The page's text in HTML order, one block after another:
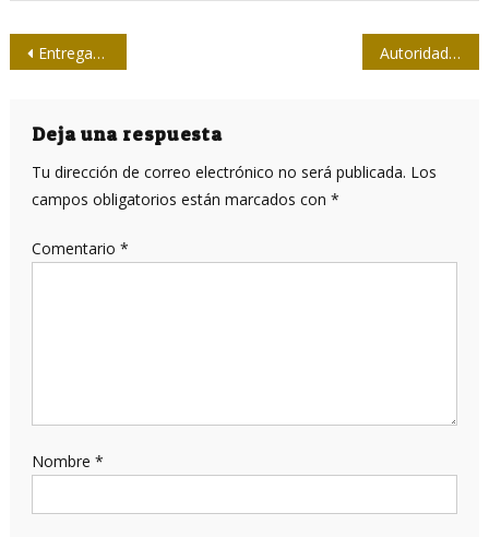
Navegación
entradas
Entregan en Matanzas Premio por la Obra de la vida Autoridades de Granma reciben Moneda 50 Upec
Deja una respuesta
Tu dirección de correo electrónico no será publicada. Los
campos obligatorios están marcados con *
Comentario *
Nombre *